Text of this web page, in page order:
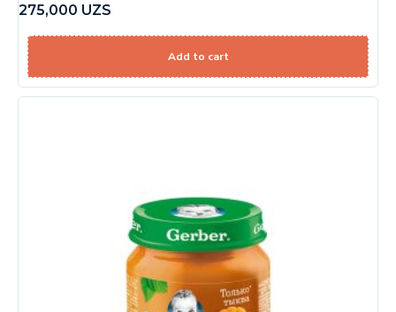
275,000 UZS
Add to cart